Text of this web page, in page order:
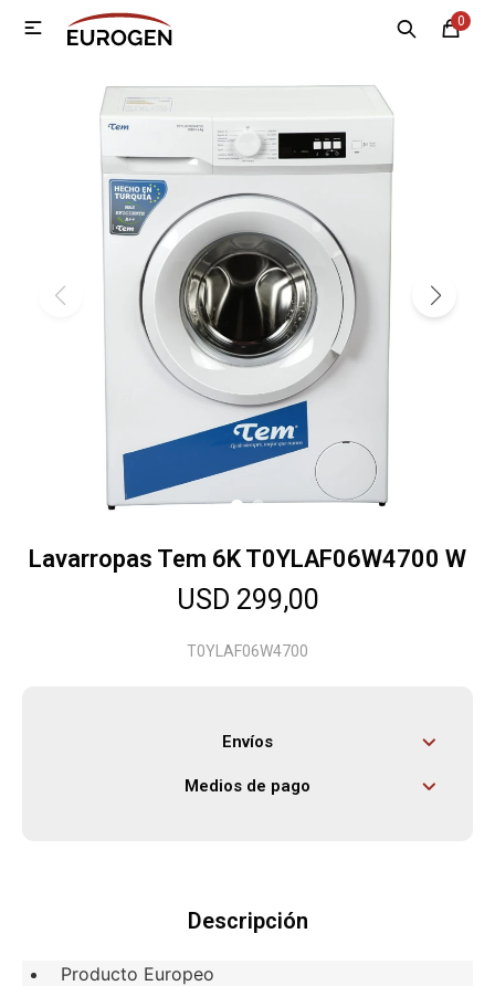
0

Lavarropas Tem 6K T0YLAF06W4700 W
USD 299,00
T0YLAF06W4700
Envíos
Medios de pago
Descripción
Producto Europeo
MI CUENTA
Nosotros Sucursales
Electrodomésticos
Climatización
Herramientas